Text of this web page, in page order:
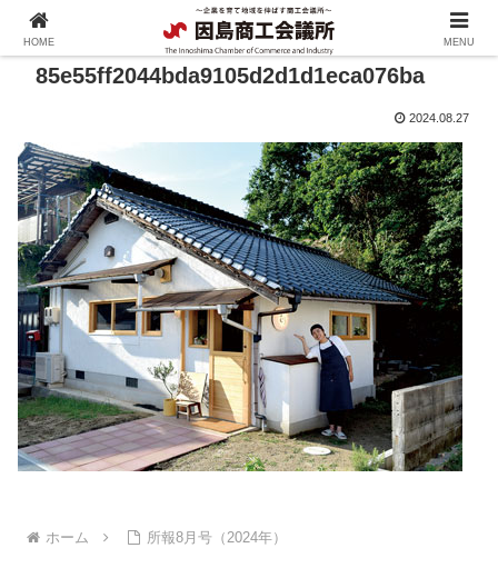
85e55ff2044bda9105d2d1d1eca076ba
2024.08.27
ホーム 所報8月号（2024年）
HOME MENU